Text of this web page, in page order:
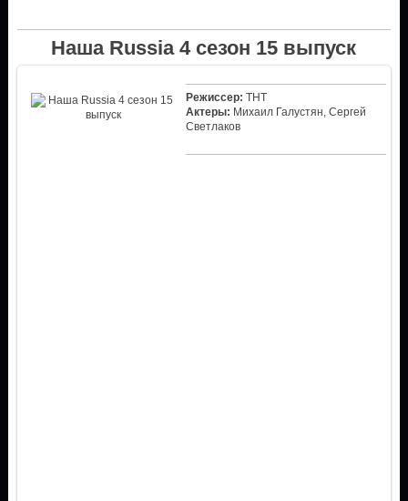
Наша Russia 4 сезон 15 выпуск
Режиссер: ТНТ
Актеры: Михаил Галустян, Сергей
Светлаков